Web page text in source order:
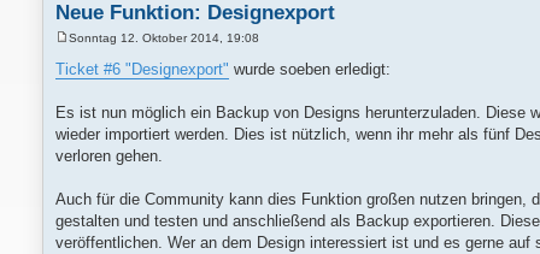
Neue Funktion: Designexport
i
a
g
Sonntag 12. Oktober 2014, 19:08
Ticket #6 "Designexport" wurde soeben erledigt:
Es ist nun möglich ein Backup von Designs herunterzuladen. Diese
wieder importiert werden. Dies ist nützlich, wenn ihr mehr als fünf
verloren gehen.
Auch für die Community kann dies Funktion großen nutzen
gestalten und testen und anschließend als Backup exportieren.
veröffentlichen. Wer an dem Design interessiert ist und es gerne